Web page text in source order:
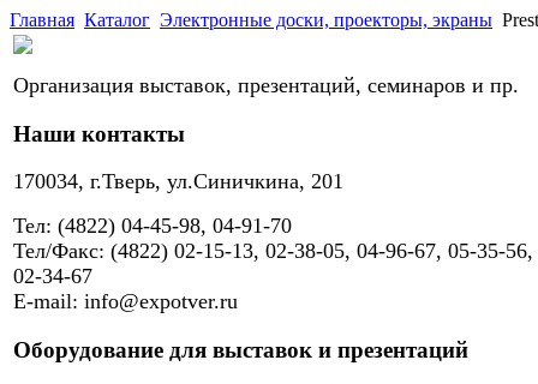
Главная Каталог Электронные доски, проекторы, экраны
Организация выставок, презентаций, семинаров и пр.
Наши контакты
170034, г.Тверь, ул.Синичкина, 201
Тел: (4822) 04-45-98, 04-91-70
Тел/Факс: (4822) 02-15-13, 02-38-05, 04-96-67, 05-35-56,
02-34-67
E-mail: info@expotver.ru
Оборудование для выставок и презентаций